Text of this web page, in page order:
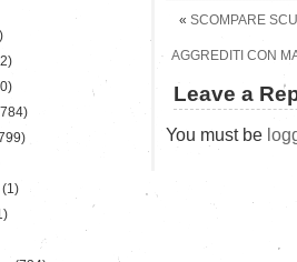
« SCOMPARE
AGGREDITI CON
Leave a
You must be
(1)